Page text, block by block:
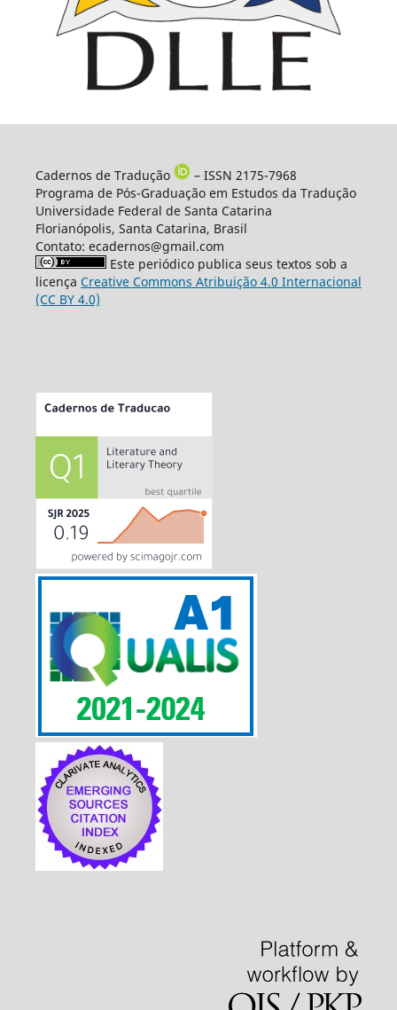
Cadernos de Tradução
– ISSN 2175-7968
Programa de Pós-Graduação em Estudos da Tradução
Universidade Federal de Santa Catarina
Florianópolis, Santa Catarina, Brasil
Contato: ecadernos@gmail.com
Este periódico publica seus textos sob a
licença Creative Commons Atribuição 4.0 Internacional
(CC BY 4.0)